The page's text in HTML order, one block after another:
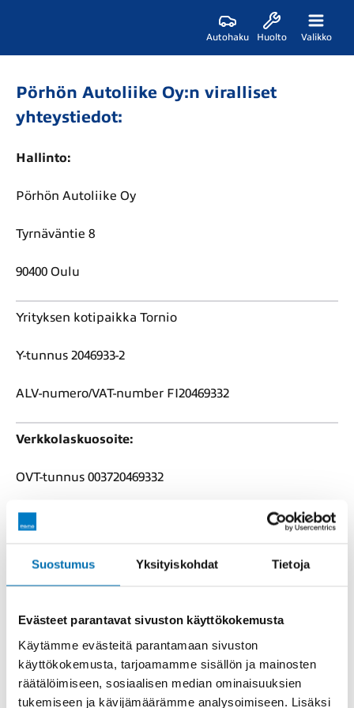
Suostumus Yksityiskohdat Tietoja
Evästeet parantavat sivuston käyttökokemusta
Käytämme evästeitä parantamaan sivuston
käyttökokemusta, tarjoamamme sisällön ja mainosten
räätälöimiseen, sosiaalisen median ominaisuuksien
tukemiseen ja kävijämäärämme analysoimiseen. Lisäksi
Autohaku Huolto Valikko
Pörhön Autoliike Oy:n viralliset
yhteystiedot:
Hallinto:
Pörhön Autoliike Oy
Tyrnäväntie 8
90400 Oulu
Yrityksen kotipaikka Tornio
Y-tunnus 2046933-2
ALV-numero/VAT-number FI20469332
Verkkolaskuosoite:
OVT-tunnus 003720469332
Operaattori Apix Messaging Oy
verkkolaskuja, pyydämme teitä lähettämään
ostolaskut@porho.fi
Voimassa olevat sopimusasiat puh. 040 845 0818.